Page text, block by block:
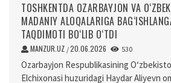
TOSHKENTDA OZARBAYJON VA
MADANIY ALOQALARIGA
TAQDIMOTI BO‘LIB O‘TDI
MANZUR.UZ /20.06.2026 530
Ozarbayjon Respublikasining
Elchixonasi huzuridagi Haydar Aliyevn